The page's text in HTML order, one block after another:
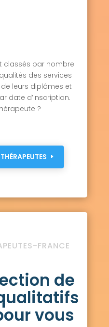
classés par nombre
des services
leurs diplômes et
date d’inscription.
?
FRANCE
de
vous